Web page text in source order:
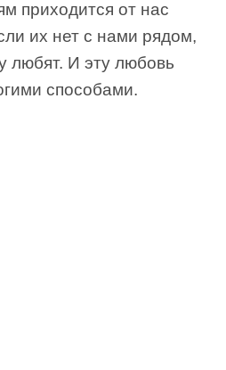
приходится от нас
их нет с нами рядом,
любят. И эту любовь
способами.